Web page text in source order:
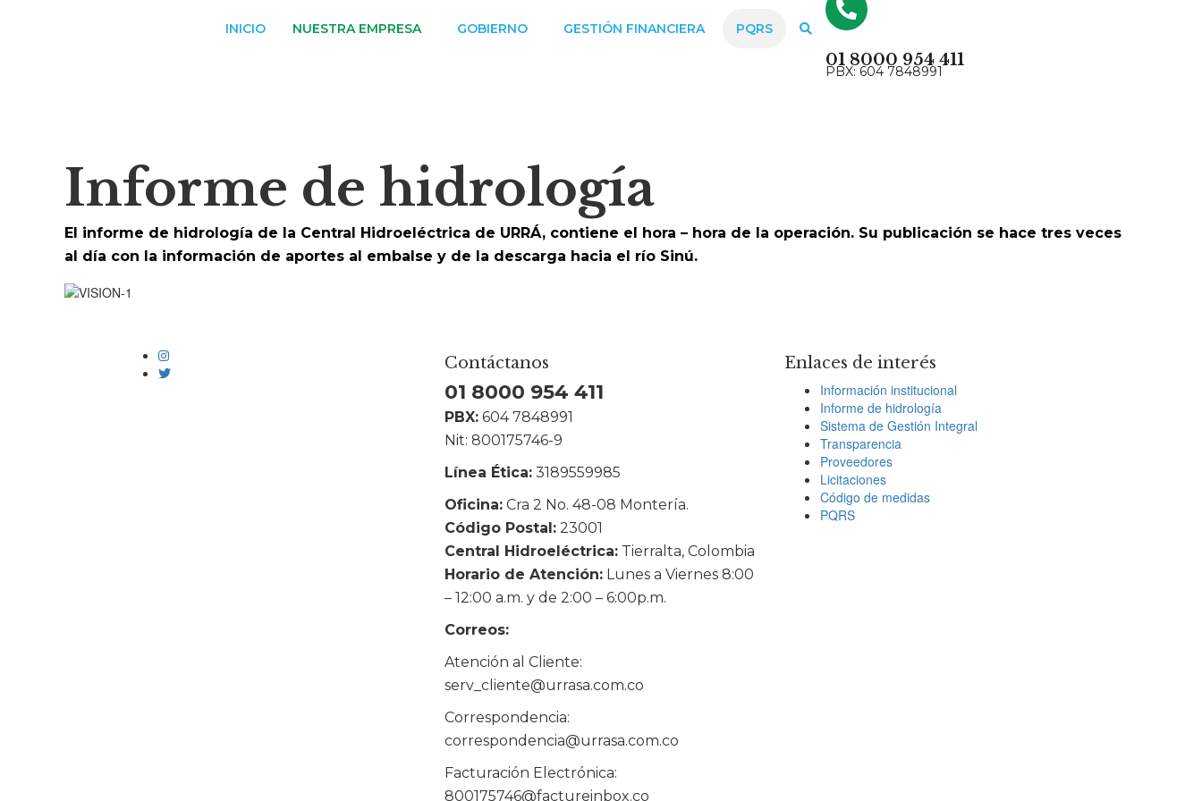
INICIO NUESTRA EMPRESA GOBIERNO GESTIÓN FINANCIERA PQRS
01 8000 954 411
PBX: 604 7848991
Informe de hidrología
El informe de hidrología de la Central Hidroeléctrica de URRÁ, contiene el hora – hora de la operación. Su publicación se hace tres veces
al día con la información de aportes al embalse y de la descarga hacia el río Sinú.
Contáctanos
01 8000 954 411
PBX: 604 7848991
Nit: 800175746-9
Línea Ética: 3189559985
Oficina: Cra 2 No. 48-08 Montería.
Código Postal: 23001
Central Hidroeléctrica: Tierralta, Colombia
Horario de Atención: Lunes a Viernes 8:00
– 12:00 a.m. y de 2:00 – 6:00p.m.
Correos:
Atención al Cliente:
serv_cliente@urrasa.com.co
Correspondencia:
correspondencia@urrasa.com.co
Facturación Electrónica:
800175746@factureinbox.co
Enlaces de interés
Información institucional
Informe de hidrología
Sistema de Gestión Integral
Transparencia
Proveedores
Licitaciones
Código de medidas
PQRS